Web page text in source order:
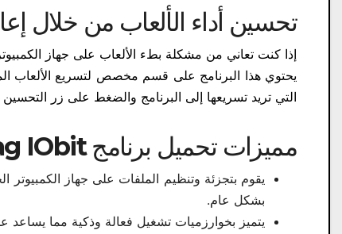
تحسين أداء الألعاب من خلال
يحتوي هذا البرنامج على قسم مخصص لتسريع الألعاب
التي تريد تسريعها إلى البرنامج والضغط على زر
مميزات تحميل برنامج Smart Defrag IObit​ للكمبيوتر:
يقوم بتجزئة وتنظيم الملفات على جهاز
بشكل عام.
يتميز بخوارزميات تشغيل فعالة وذكية مما يساعد